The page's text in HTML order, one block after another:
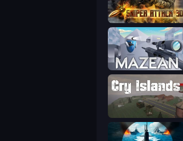
Sniper Attack 3D: Shooting War
Mazean